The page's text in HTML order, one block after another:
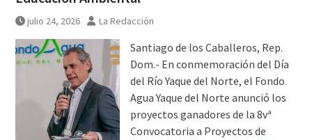
julio 24, 2026 La Redacción
Santiago de los Caballeros, Rep.
Dom.- En conmemoración del Día
del Río Yaque del Norte, el Fondo
Agua Yaque del Norte anunció los
proyectos ganadores de la 8vª
Convocatoria a Proyectos de